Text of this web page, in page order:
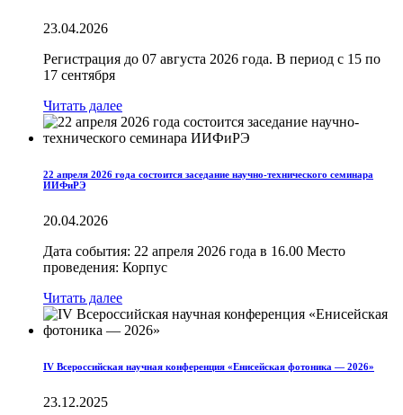
23.04.2026
Регистрация до 07 августа 2026 года. В период с 15 по
17 сентября
Читать далее
22 апреля 2026 года состоится заседание научно-технического семинара
ИИФиРЭ
20.04.2026
Дата события: 22 апреля 2026 года в 16.00 Место
проведения: Корпус
Читать далее
IV Всероссийская научная конференция «Енисейская фотоника — 2026»
23.12.2025